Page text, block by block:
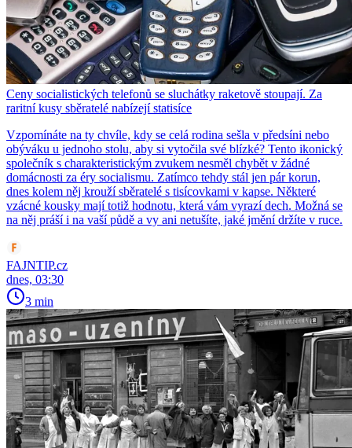
Ceny socialistických telefonů se sluchátky raketově stoupají. Za
raritní kusy sběratelé nabízejí statisíce
Vzpomínáte na ty chvíle, kdy se celá rodina sešla v předsíni nebo
obýváku u jednoho stolu, aby si vytočila své blízké? Tento ikonický
společník s charakteristickým zvukem nesměl chybět v žádné
domácnosti za éry socialismu. Zatímco tehdy stál jen pár korun,
dnes kolem něj krouží sběratelé s tisícovkami v kapse. Některé
vzácné kousky mají totiž hodnotu, která vám vyrazí dech. Možná se
na něj práší i na vaší půdě a vy ani netušíte, jaké jmění držíte v ruce.
FAJNTIP.cz
dnes, 03:30
3 min